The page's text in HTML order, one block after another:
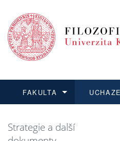
FAKULTA
Strategie a další